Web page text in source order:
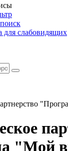
для слабовидящих
"Мой